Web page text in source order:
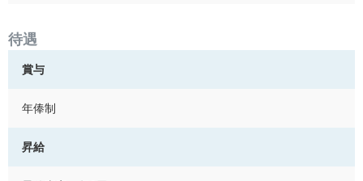
待遇
賞与
年俸制
昇給